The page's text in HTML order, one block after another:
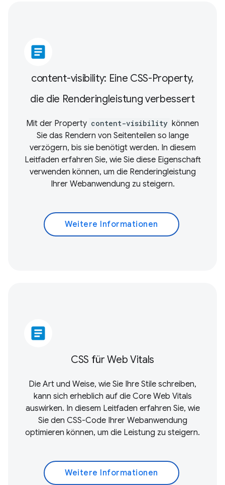
article
content-visibility: Eine CSS-Property,
die die Renderingleistung verbessert
Mit der Property content-visibility können
Sie das Rendern von Seitenteilen so lange
verzögern, bis sie benötigt werden. In diesem
Leitfaden erfahren Sie, wie Sie diese Eigenschaft
verwenden können, um die Renderingleistung
Ihrer Webanwendung zu steigern.
Weitere Informationen
article
CSS für Web Vitals
Die Art und Weise, wie Sie Ihre Stile schreiben,
kann sich erheblich auf die Core Web Vitals
auswirken. In diesem Leitfaden erfahren Sie, wie
Sie den CSS-Code Ihrer Webanwendung
optimieren können, um die Leistung zu steigern.
Weitere Informationen